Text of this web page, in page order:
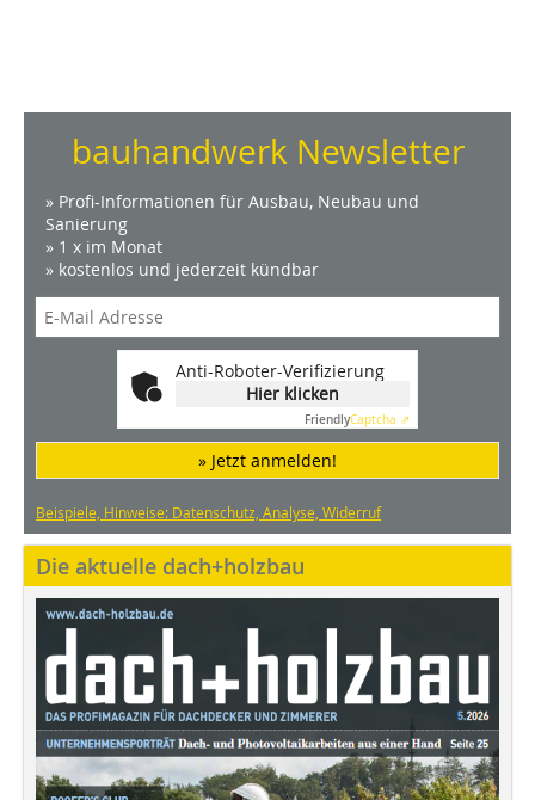
bauhandwerk Newsletter
» Profi-Informationen für Ausbau, Neubau und
Sanierung
» 1 x im Monat
» kostenlos und jederzeit kündbar
Anti-Roboter-Verifizierung
Hier klicken
FriendlyCaptcha ⇗
» Jetzt anmelden!
Beispiele, Hinweise: Datenschutz, Analyse, Widerruf
Die aktuelle dach+holzbau